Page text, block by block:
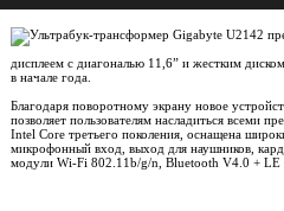
дисплеем с диагональю 11,6” и жестким
в начале года.
Благодаря поворотному экрану новое
позволяет пользователям насладиться всеми
Intel Core третьего поколения, оснащена
микрофонный вход, выход для наушников,
модули Wi-Fi 802.11b/g/n, Bluetooth V4.0 + LE